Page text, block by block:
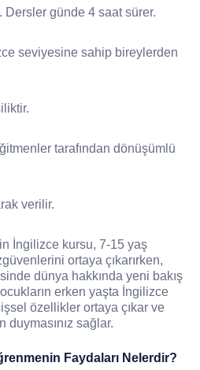
Dersler günde 4 saat sürer.
seviyesine sahip bireylerden
tarafından dönüşümlü
verilir.
İngilizce kursu, 7-15 yaş
ortaya çıkarırken,
dünya hakkında yeni bakış
erken yaşta İngilizce
özellikler ortaya çıkar ve
sağlar.
Faydaları Nelerdir?